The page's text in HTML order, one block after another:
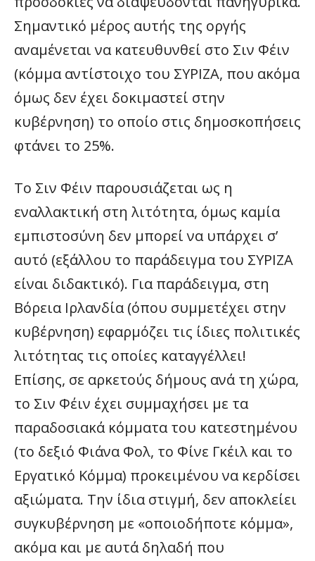
Σημαντικό μέρος αυτής της οργής
αναμένεται να κατευθυνθεί στο Σιν Φέιν
(κόμμα αντίστοιχο του ΣΥΡΙΖΑ, που ακόμα
όμως δεν έχει δοκιμαστεί στην
κυβέρνηση) το οποίο στις δημοσκοπήσεις
φτάνει το 25%.
Το Σιν Φέιν παρουσιάζεται ως η
εναλλακτική στη λιτότητα, όμως καμία
εμπιστοσύνη δεν μπορεί να υπάρχει σ’
αυτό (εξάλλου το παράδειγμα του ΣΥΡΙΖΑ
είναι διδακτικό). Για παράδειγμα, στη
Βόρεια Ιρλανδία (όπου συμμετέχει στην
κυβέρνηση) εφαρμόζει τις ίδιες πολιτικές
λιτότητας τις οποίες καταγγέλλει!
Επίσης, σε αρκετούς δήμους ανά τη χώρα,
το Σιν Φέιν έχει συμμαχήσει με τα
παραδοσιακά κόμματα του κατεστημένου
(το δεξιό Φιάνα Φολ, το Φίνε Γκέιλ και το
Εργατικό Κόμμα) προκειμένου να κερδίσει
αξιώματα. Την ίδια στιγμή, δεν αποκλείει
συγκυβέρνηση με «οποιοδήποτε κόμμα»,
ακόμα και με αυτά δηλαδή που